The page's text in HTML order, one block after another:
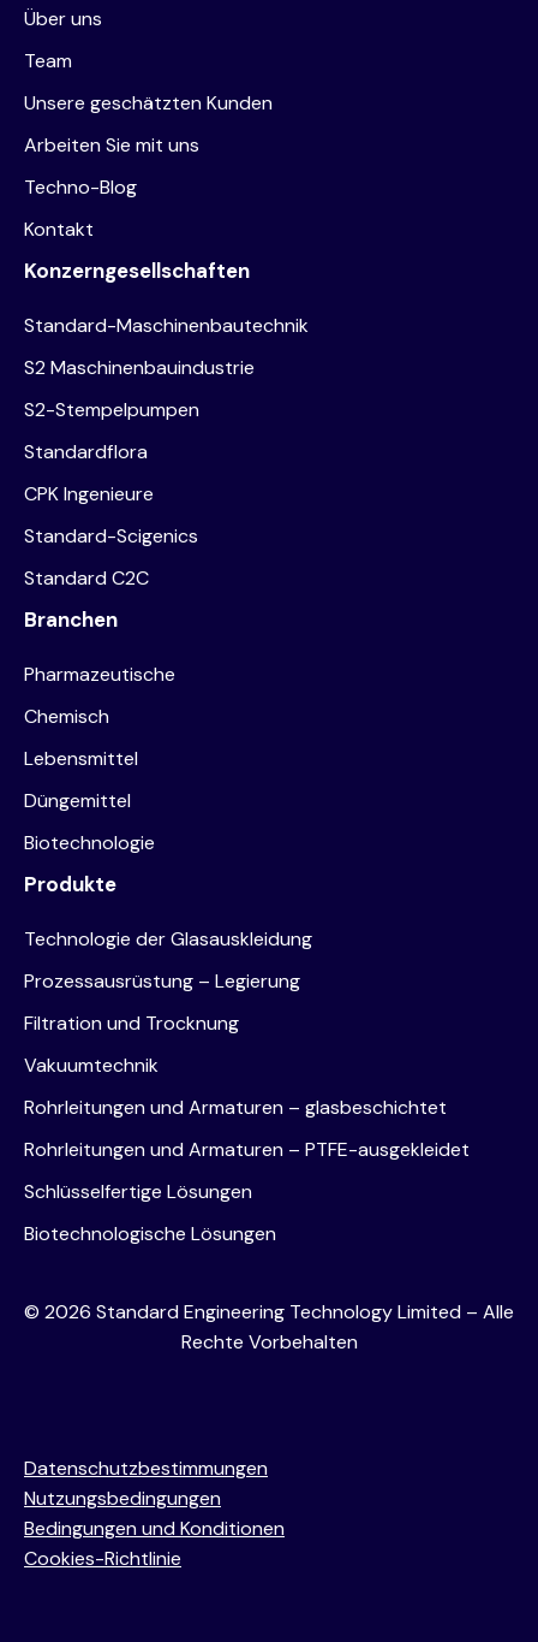
Über uns
Team
Unsere geschätzten Kunden
Arbeiten Sie mit uns
Techno-Blog
Kontakt
Konzerngesellschaften
Standard-Maschinenbautechnik
S2 Maschinenbauindustrie
S2-Stempelpumpen
Standardflora
CPK Ingenieure
Standard-Scigenics
Standard C2C
Branchen
Pharmazeutische
Chemisch
Lebensmittel
Düngemittel
Biotechnologie
Produkte
Technologie der Glasauskleidung
Prozessausrüstung – Legierung
Filtration und Trocknung
Vakuumtechnik
Rohrleitungen und Armaturen – glasbeschichtet
Rohrleitungen und Armaturen – PTFE-ausgekleidet
Schlüsselfertige Lösungen
Biotechnologische Lösungen
© 2026 Standard Engineering Technology Limited – Alle
Rechte Vorbehalten
Datenschutzbestimmungen
Nutzungsbedingungen
Bedingungen und Konditionen
Cookies-Richtlinie